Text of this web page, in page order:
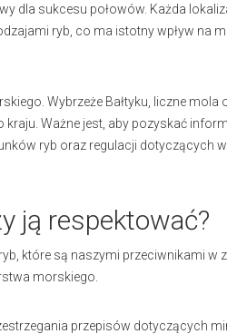
dla sukcesu połowów. Każda
ryb, co ma istotny wpływ na
Wybrzeże Bałtyku, liczne mola
Ważne jest, aby pozyskać
ryb oraz regulacji dotyczących
ją respektować?
które są naszymi przeciwnikami w
morskiego.
przepisów dotyczących